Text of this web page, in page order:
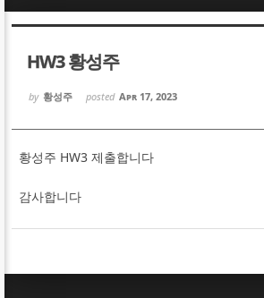
HW3 황성주
by 황성주 posted Apr 17, 2023
황성주 HW3 제출합니다
감사합니다
Sketchbook5, 스케치북5
Sketchbook5, 스케치북5
Sketchbook5, 스케치북5
Sketchbook5, 스케치북5